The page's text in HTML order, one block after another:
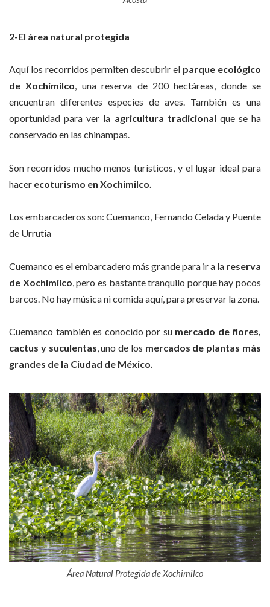
2-El área natural protegida
Aquí los recorridos permiten descubrir el parque ecológico
de Xochimilco, una reserva de 200 hectáreas, donde se
encuentran diferentes especies de aves. También es una
oportunidad para ver la agricultura tradicional que se ha
conservado en las chinampas.
Son recorridos mucho menos turísticos, y el lugar ideal para
hacer ecoturismo en Xochimilco.
Los embarcaderos son: Cuemanco, Fernando Celada y Puente
de Urrutia
Cuemanco es el embarcadero más grande para ir a la reserva
de Xochimilco , pero es bastante tranquilo porque hay pocos
barcos. No hay música ni comida aquí, para preservar la zona.
Cuemanco también es conocido por su mercado de flores,
cactus y suculentas, uno de los mercados de plantas más
grandes de la Ciudad de México.
Área Natural Protegida de Xochimilco